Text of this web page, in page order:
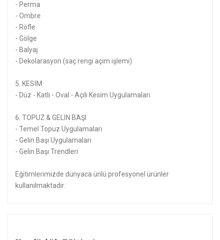
- Perma
- Ombre
- Röfle
- Gölge
- Balyaj
- Dekolarasyon (saç rengi açım işlemi)
5. KESİM
- Düz - Katlı - Oval - Açılı Kesim Uygulamaları
6. TOPUZ & GELİN BAŞI
- Temel Topuz Uygulamaları
- Gelin Başı Uygulamaları
- Gelin Başı Trendleri
Eğitimlerimizde dünyaca ünlü profesyonel ürünler
kullanılmaktadır.